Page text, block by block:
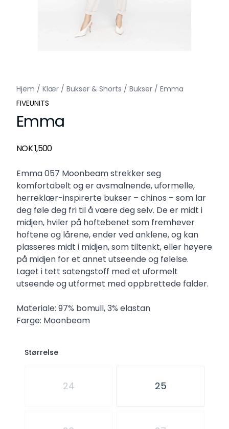
Hjem / Klær / Bukser & Shorts / Bukser / Emma
FIVEUNITS
Emma
Produktdetaljer
NOK 1,500
Description
Emma 057 Moonbeam strekker seg
komfortabelt og er avsmalnende, uformelle,
herreklær-inspirerte bukser – chinos – som lar
deg føle deg fri til å være deg selv. De er midt i
midjen, hviler på hoftebenet som fremhever
hoftene og lårene, ender ved anklene, og kan
plasseres midt i midjen, som tiltenkt, eller høyere
på midjen for et annet utseende og følelse.
Laget i tett satengstoff med et uformelt
utseende og utformet med oppbrettede falder.
Materiale: 97% bomull, 3% elastan
Farge: Moonbeam
Størrelse
24 25